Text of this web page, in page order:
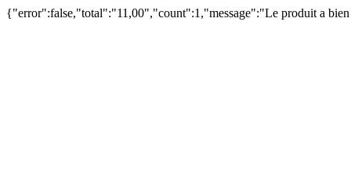
{"error":false,"total":"11,00","count":1,"message":"Le produit a